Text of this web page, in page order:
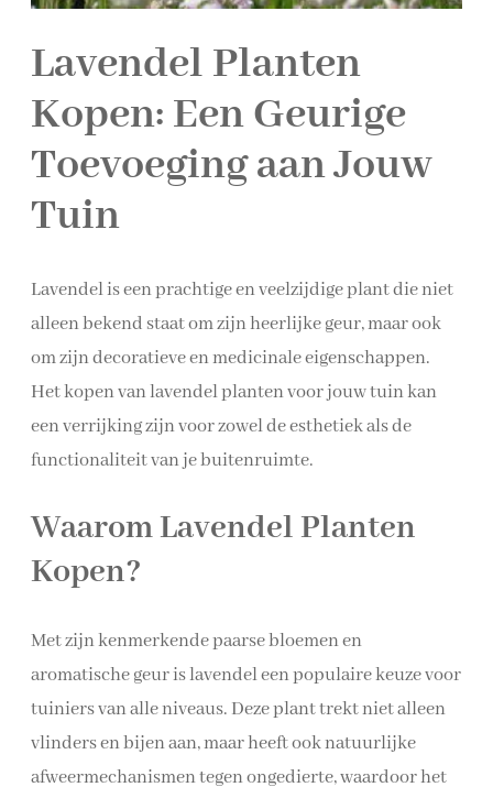
Lavendel Planten
Kopen: Een Geurige
Toevoeging aan Jouw
Tuin
Lavendel is een prachtige en veelzijdige plant die niet
alleen bekend staat om zijn heerlijke geur, maar ook
om zijn decoratieve en medicinale eigenschappen.
Het kopen van lavendel planten voor jouw tuin kan
een verrijking zijn voor zowel de esthetiek als de
functionaliteit van je buitenruimte.
Waarom Lavendel Planten
Kopen?
Met zijn kenmerkende paarse bloemen en
aromatische geur is lavendel een populaire keuze voor
tuiniers van alle niveaus. Deze plant trekt niet alleen
vlinders en bijen aan, maar heeft ook natuurlijke
afweermechanismen tegen ongedierte, waardoor het